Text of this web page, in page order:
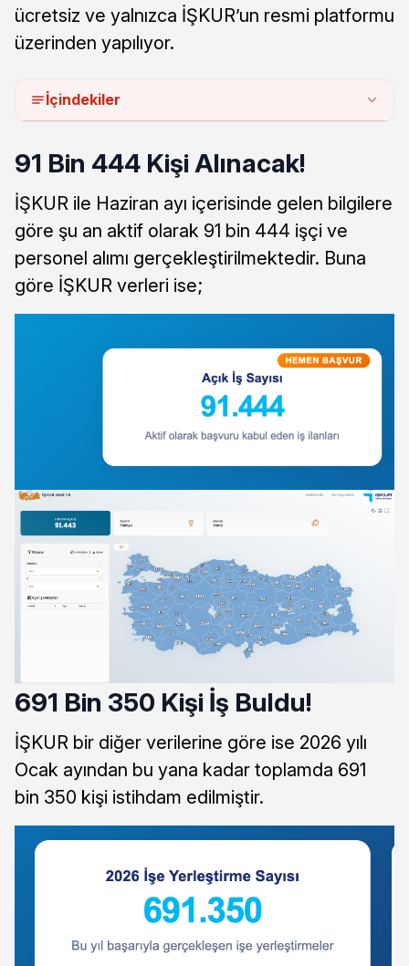
ücretsiz ve yalnızca İŞKUR’un resmi platformu
üzerinden yapılıyor.
İçindekiler
91 Bin 444 Kişi Alınacak!
İŞKUR ile Haziran ayı içerisinde gelen bilgilere
göre şu an aktif olarak 91 bin 444 işçi ve
personel alımı gerçekleştirilmektedir. Buna
göre İŞKUR verleri ise;
691 Bin 350 Kişi İş Buldu!
İŞKUR bir diğer verilerine göre ise 2026 yılı
Ocak ayından bu yana kadar toplamda 691
bin 350 kişi istihdam edilmiştir.